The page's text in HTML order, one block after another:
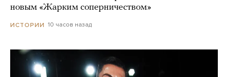
новым «Жарким соперничеством»
ИСТОРИИ 10 часов назад